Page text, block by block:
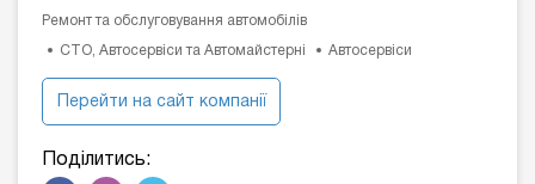
Ремонт та обслуговування автомобілів
СТО, Автосервіси та Автомайстерні Автосервіси
Перейти на сайт компанії
Поділитись: